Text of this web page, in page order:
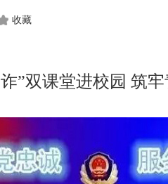
收藏
”双课堂进校园 筑